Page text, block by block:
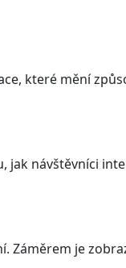
které mění
návštěvníci
Záměrem je